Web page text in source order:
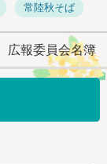
常陸秋そば
広報委員会名簿